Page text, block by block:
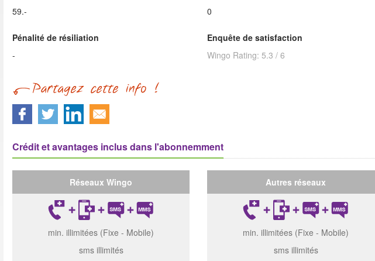
59.-
0
Pénalité de résiliation
-
Enquête de satisfaction
Wingo Rating: 5.3 / 6
Crédit et avantages inclus dans l'abonnemment
Réseaux Wingo
min. illimitées (Fixe - Mobile)
sms illimités
Autres réseaux
min. illimitées (Fixe - Mobile)
sms illimités